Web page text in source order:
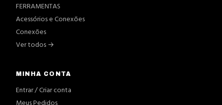
FERRAMENTAS
Acessórios e Conexões
Conexões
Ver todos →
MINHA CONTA
Entrar / Criar conta